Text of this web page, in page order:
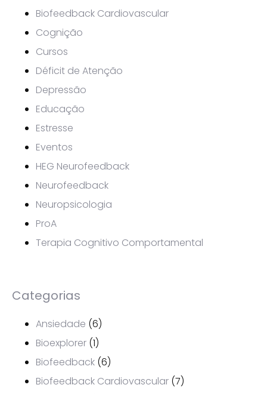
Biofeedback Cardiovascular
Cognição
Cursos
Déficit de Atenção
Depressão
Educação
Estresse
Eventos
HEG Neurofeedback
Neurofeedback
Neuropsicologia
ProA
Terapia Cognitivo Comportamental
Categorias
Ansiedade (6)
Bioexplorer (1)
Biofeedback (6)
Biofeedback Cardiovascular (7)